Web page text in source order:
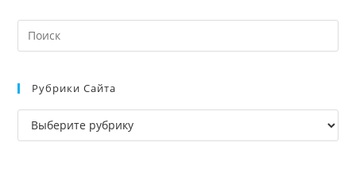
Рубрики Сайта
Рубрики
сайта